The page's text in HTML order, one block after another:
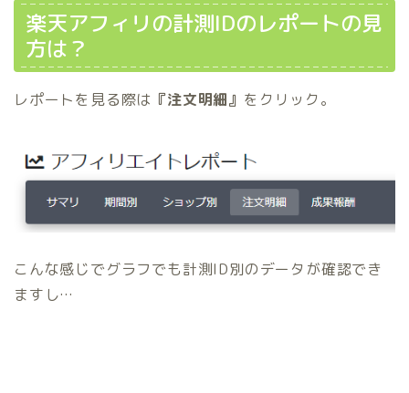
楽天アフィリの計測IDのレポートの見
方は？
レポートを見る際は 『注文明細』 をクリック。
こんな感じでグラフでも計測ID別のデータが確認でき
ますし…